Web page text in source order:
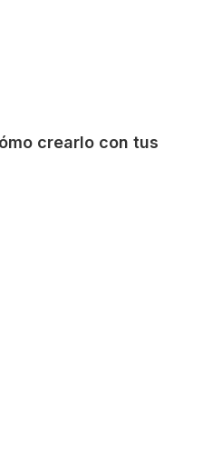
crearlo con tus